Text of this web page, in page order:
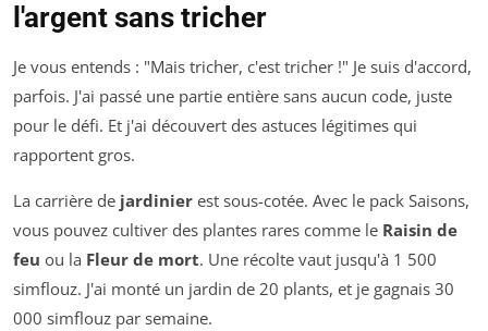
l'argent sans tricher
Je vous entends : "Mais tricher, c'est tricher !" Je suis d'accord,
parfois. J'ai passé une partie entière sans aucun code, juste
pour le défi. Et j'ai découvert des astuces légitimes qui
rapportent gros.
La carrière de jardinier est sous-cotée. Avec le pack Saisons,
vous pouvez cultiver des plantes rares comme le Raisin de
feu ou la Fleur de mort. Une récolte vaut jusqu'à 1 500
simflouz. J'ai monté un jardin de 20 plants, et je gagnais 30
000 simflouz par semaine.